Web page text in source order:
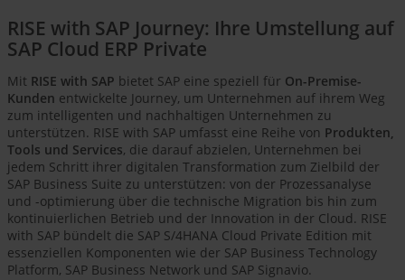
RISE with SAP Journey: Ihre Umstellung auf
SAP Cloud ERP Private
Mit RISE with SAP bietet SAP eine speziell für On-Premise-
Kunden entwickelte Journey, um Unternehmen auf ihrem Weg
zum intelligenten und nachhaltigen Unternehmen zu
unterstützen. RISE with SAP umfasst eine Reihe von Produkten,
Tools und Services, die darauf abzielen, Unternehmen bei
jedem Schritt ihrer digitalen Transformation zum Zielbild der
SAP Business Suite zu unterstützen: von der Prozessanalyse
und -optimierung über die technische Migration bis hin zum
kontinuierlichen Betrieb und der Innovation in der Cloud. RISE
with SAP bündelt die SAP S/4HANA Cloud Private Edition mit
essenziellen Komponenten wie der SAP Business Technology
Platform, SAP Business Network und SAP Signavio.